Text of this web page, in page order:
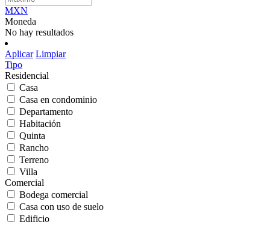
MXN
Moneda
No hay resultados
Aplicar Limpiar
Tipo
Residencial
Casa
Casa en condominio
Departamento
Habitación
Quinta
Rancho
Terreno
Villa
Comercial
Bodega comercial
Casa con uso de suelo
Edificio